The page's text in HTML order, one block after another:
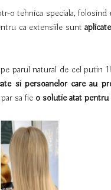
o tehnica speciala, folosind
ca extensiile sunt
parul natural de cel putin
si persoanelor care au
sa fie o solutie atat